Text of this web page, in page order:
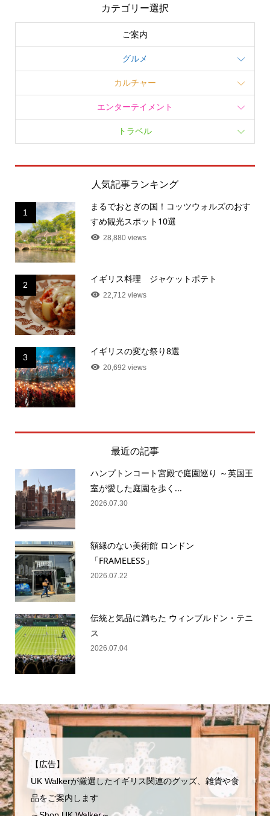
カテゴリー選択
ご案内
グルメ
カルチャー
エンターテイメント
トラベル
人気記事ランキング
1
まるでおとぎの国！コッツウォルズのおす
すめ観光スポット10選
28,880 views
2
イギリス料理 ジャケットポテト
22,712 views
3
イギリスの変な祭り8選
20,692 views
最近の記事
ハンプトンコート宮殿で庭園巡り ～英国王
室が愛した庭園を歩く...
2026.07.30
額縁のない美術館 ロンドン
「FRAMELESS」
2026.07.22
伝統と気品に満ちた ウィンブルドン・テニ
ス
2026.07.04
【広告】
UK Walkerが厳選したイギリス関連のグッズ、雑貨や食
品をご案内します